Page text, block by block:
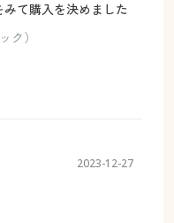
て購入を決めました
ク）
2023-12-27